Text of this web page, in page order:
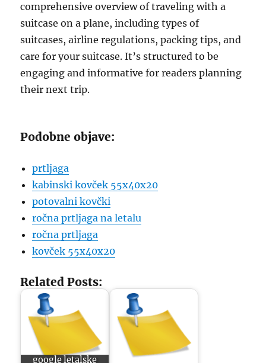
comprehensive overview of traveling with a
suitcase on a plane, including types of
suitcases, airline regulations, packing tips, and
care for your suitcase. It’s structured to be
engaging and informative for readers planning
their next trip.
Podobne objave:
prtljaga
kabinski kovček 55x40x20
potovalni kovčki
ročna prtljaga na letalu
ročna prtljaga
kovček 55x40x20
Related Posts:
google letalske